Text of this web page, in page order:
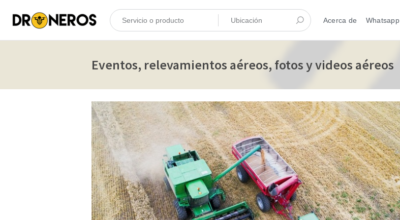
Acerca de Whatsapp
Eventos, relevamientos aéreos, fotos y videos aéreos